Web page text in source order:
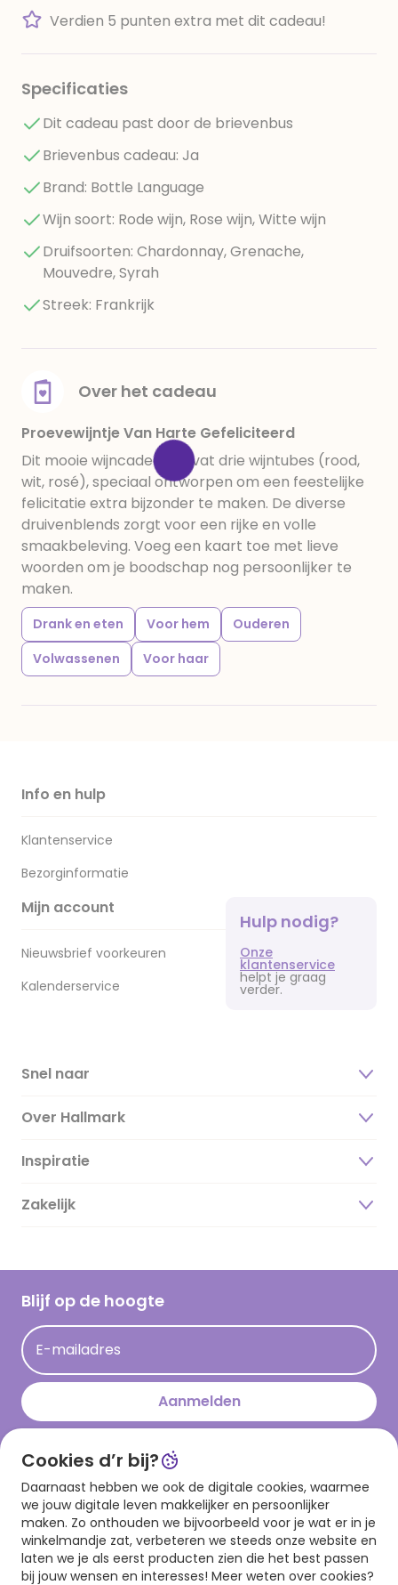
Verdien 5 punten extra met dit cadeau!
Specificaties
Dit cadeau past door de brievenbus
Brievenbus cadeau: Ja
Brand: Bottle Language
Wijn soort: Rode wijn, Rose wijn, Witte wijn
Druifsoorten: Chardonnay, Grenache,
Mouvedre, Syrah
Streek: Frankrijk
Over het cadeau
Proevewijntje Van Harte Gefeliciteerd
Dit mooie wijncadeau bevat drie wijntubes (rood,
wit, rosé), speciaal ontworpen om een feestelijke
felicitatie extra bijzonder te maken. De diverse
druivenblends zorgt voor een rijke en volle
smaakbeleving. Voeg een kaart toe met lieve
woorden om je boodschap nog persoonlijker te
maken.
Drank en eten Voor hem
Ouderen
Volwassenen
Voor haar
Info en hulp
Klantenservice
Bezorginformatie
Mijn account
Nieuwsbrief voorkeuren
Kalenderservice
Hulp nodig?
Onze
klantenservice
helpt je graag
verder.
Snel naar
Over Hallmark
Over ons
Duurzaamheid
Hallmark Kaartclub
Acties
Persberichten
Hallmark en Kinderpostzegels
Inspiratie
Magazine
Cadeau inspiratie
Kaartinspiratie
Zakelijk
Blijf op de hoogte
E-mailadres
Aanmelden
Download onze app
Cookies d’r bij?
Daarnaast hebben we ook de digitale cookies, waarmee
we jouw digitale leven makkelijker en persoonlijker
maken. Zo onthouden we bijvoorbeeld voor je wat er in je
winkelmandje zat, verbeteren we steeds onze website en
laten we je als eerst producten zien die het best passen
bij jouw wensen en interesses! Meer weten over cookies?